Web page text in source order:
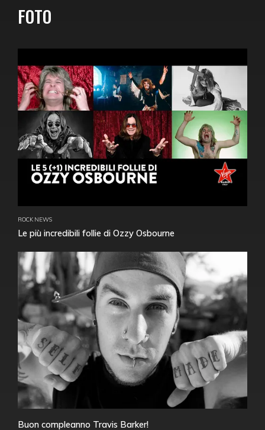
FOTO
ROCK NEWS
Le più incredibili follie di Ozzy Osbourne
Buon compleanno Travis Barker!